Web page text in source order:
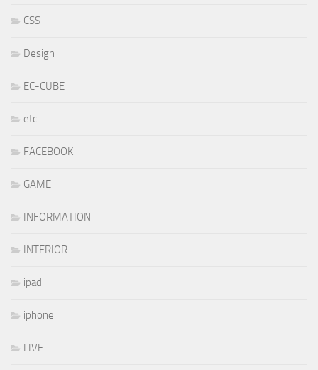
CSS
Design
EC-CUBE
etc
FACEBOOK
GAME
INFORMATION
INTERIOR
ipad
iphone
LIVE